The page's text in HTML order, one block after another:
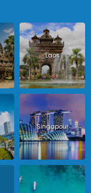
Laos
Singapour